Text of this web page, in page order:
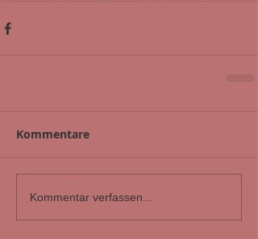
Kommentare
Kommentar verfassen...